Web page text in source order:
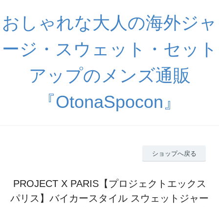
おしゃれな大人の海外ジャ
ージ・スウェット・セット
アップのメンズ通販
『OtonaSpocon』
ショップへ戻る
PROJECT X PARIS【プロジェクトエックス
パリス】バイカースタイル スウェットジャー